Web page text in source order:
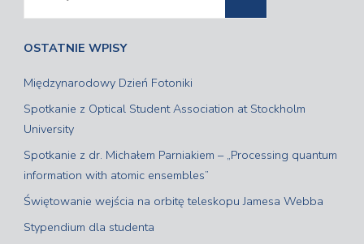
OSTATNIE WPISY
Międzynarodowy Dzień Fotoniki
Spotkanie z Optical Student Association at Stockholm
University
Spotkanie z dr. Michałem Parniakiem – „Processing quantum
information with atomic ensembles”
Świętowanie wejścia na orbitę teleskopu Jamesa Webba
Stypendium dla studenta